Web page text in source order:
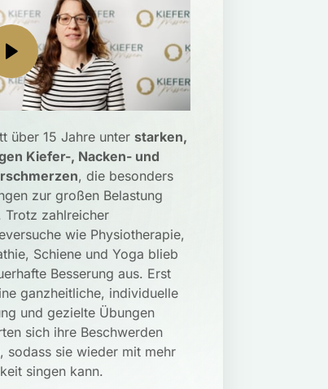
über 15 Jahre unter starken,
Kiefer-, Nacken- und
, die besonders
zur großen Belastung
Trotz zahlreicher
wie Physiotherapie,
Schiene und Yoga blieb
Besserung aus. Erst
ganzheitliche, individuelle
und gezielte Übungen
sich ihre Beschwerden
sodass sie wieder mit mehr
singen kann.